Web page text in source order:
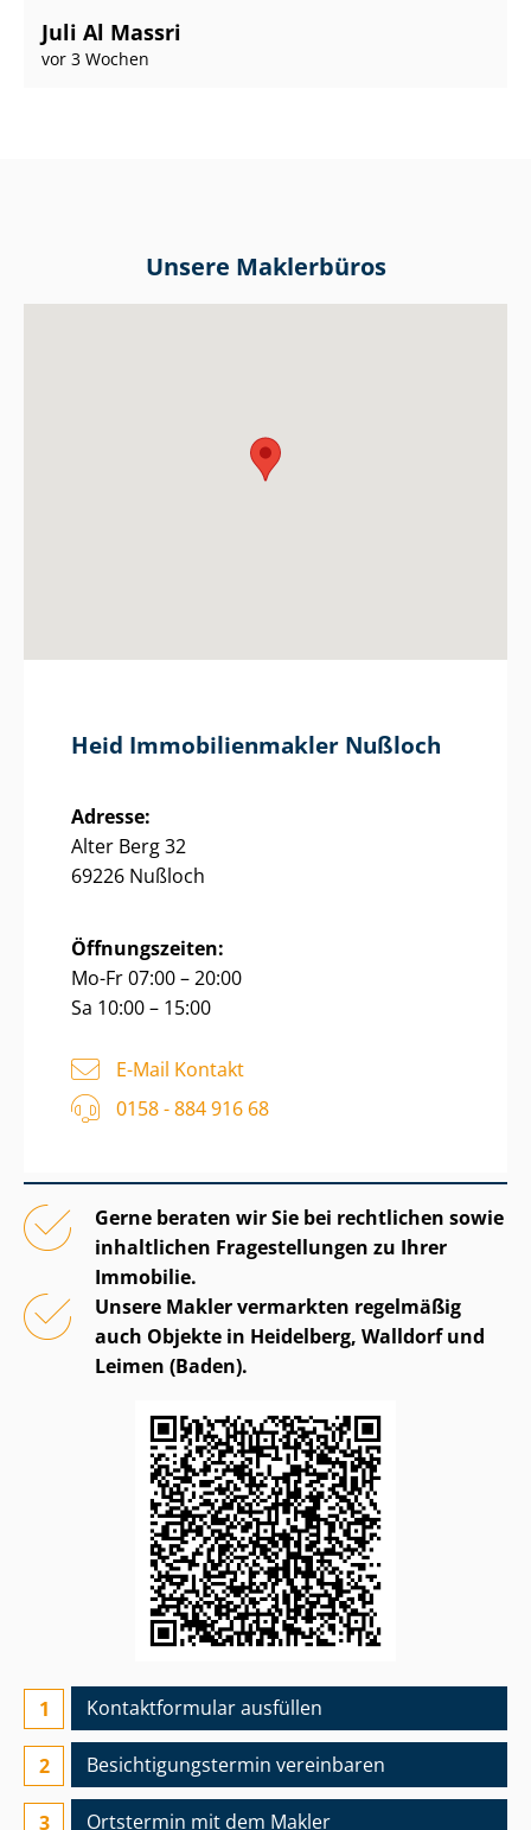
Juli Al Massri
vor 3 Wochen
Unsere Maklerbüros
Heid Im­mo­bi­li­en­mak­ler Nußloch
Adresse:
Alter Berg 32
69226 Nußloch
Öffnungszeiten:
Mo-Fr 07:00 – 20:00
Sa 10:00 – 15:00
E-Mail Kontakt
0158 - 884 916 68
Gerne beraten wir Sie bei rechtlichen sowie
inhaltlichen Fragestellungen zu Ihrer
Immobilie.
Unsere Makler vermarkten regelmäßig
auch Objekte in Heidelberg, Walldorf und
Leimen (Baden).
Kontaktformular ausfüllen
Besichtigungs­termin vereinbaren
Ortstermin mit dem Makler